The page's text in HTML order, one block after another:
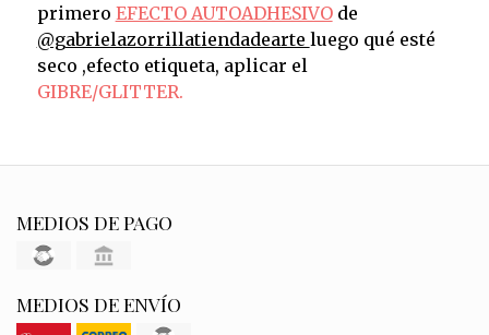
primero EFECTO AUTOADHESIVOde
@gabrielazorrillatiendadearte luego qué esté
seco ,efecto etiqueta, aplicar el
GIBRE/GLITTER.
MEDIOS DE PAGO
MEDIOS DE ENVÍO